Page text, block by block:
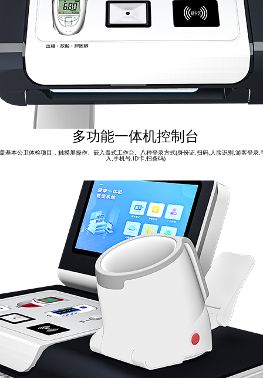
多功能一体机控制台
基本公卫体检项目，触摸屏操作、嵌入盖式工作台。八种登录方式(身份证,扫码,人脸识别,游客登录,
入,手机号,ID卡,扫条码)